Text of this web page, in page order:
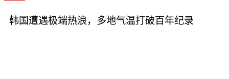
韩国遭遇极端热浪，多地气温打破百年纪录